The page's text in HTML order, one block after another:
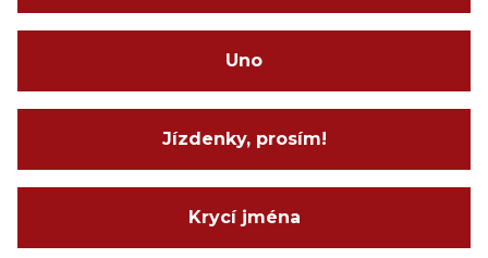
Uno
Jízdenky, prosím!
Krycí jména